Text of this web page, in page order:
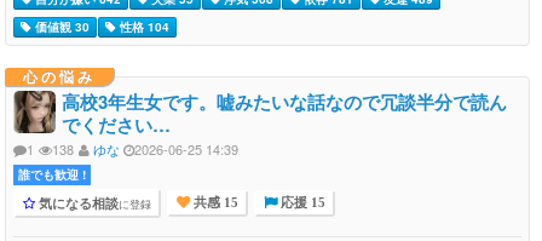
価値観 30
性格 104
心の悩み
高校3年生女です。嘘みたいな話なので冗談半分で読ん
でください…
1 138 ゆな 2026-06-25 14:39
誰でも歓迎 !
気になる相談に登録 共感 15 応援 15